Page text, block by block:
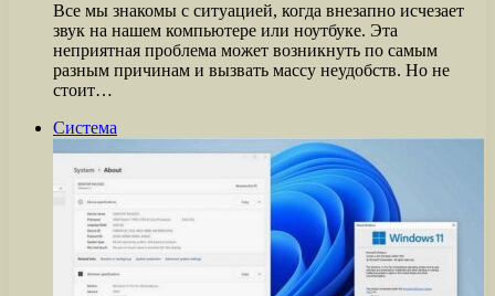
Все мы знакомы с ситуацией, когда внезапно исчезает
звук на нашем компьютере или ноутбуке. Эта
неприятная проблема может возникнуть по самым
разным причинам и вызвать массу неудобств. Но не
стоит…
Система